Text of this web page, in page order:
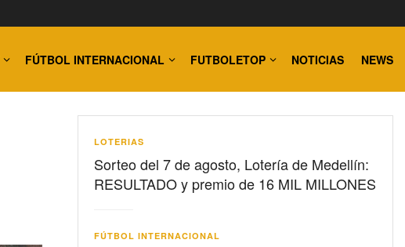
FÚTBOL INTERNACIONAL FUTBOLETOP NOTICIAS NEWS
LOTERIAS
Sorteo del 7 de agosto, Lotería de Medellín:
RESULTADO y premio de 16 MIL MILLONES
FÚTBOL INTERNACIONAL